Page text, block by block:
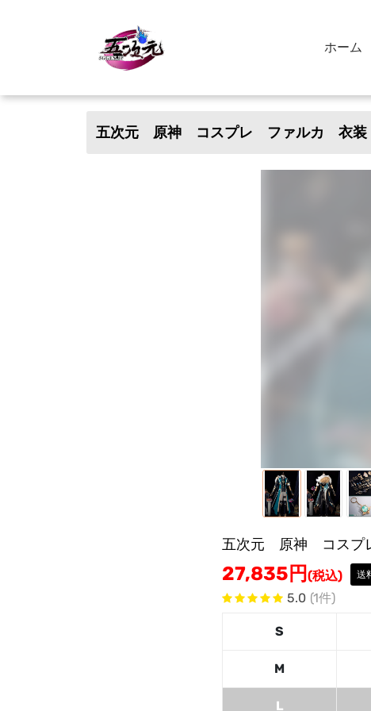
ホーム
五次元 原神 コスプレ ファルカ 衣装
五次元 原神 コス
27,835 円 (税込) 送
5.0 (1件)
S
M
L